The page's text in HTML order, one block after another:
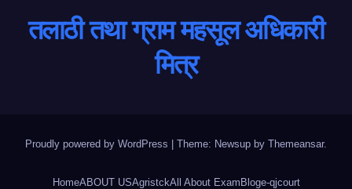
तलाठी तथा ग्राम महसूल अधिकारी
मित्र
Proudly powered by WordPress Theme: Newsup by Themeansar.
HomeABOUT USAgristckAll About ExamBloge-qjcourt